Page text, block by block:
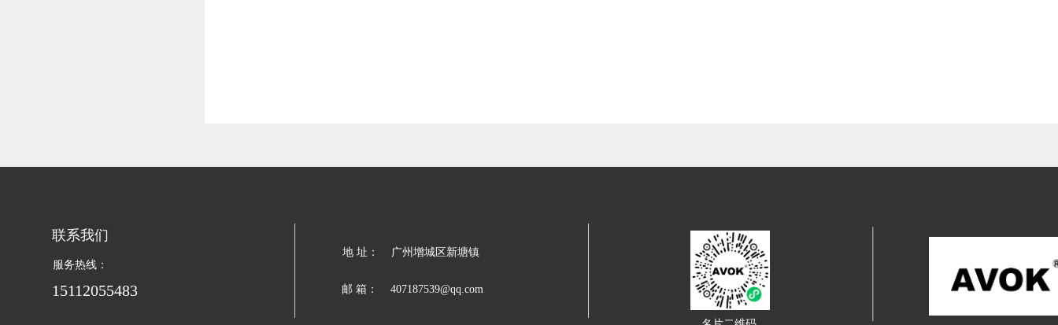
联系我们
15112055483 邮 箱： 407187539@qq.com
地 址：
广州增城区新塘镇
服务热线：